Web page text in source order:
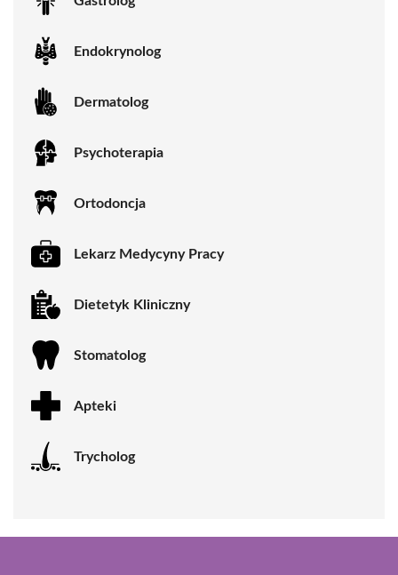
Endokrynolog
Dermatolog
Psychoterapia
Ortodoncja
Lekarz Medycyny Pracy
Dietetyk Kliniczny
Stomatolog
Apteki
Trycholog